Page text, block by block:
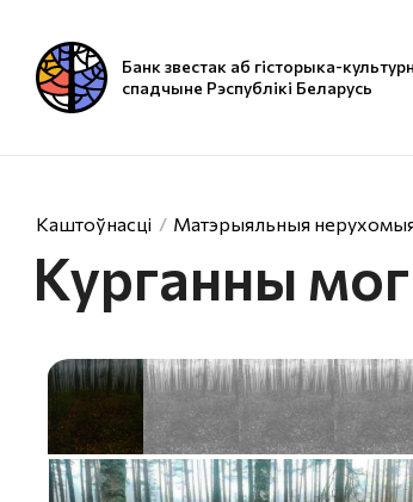
Банк звестак аб гісторыка-
спадчыне Рэспублікі Беларусь
Каштоўнасці Матэрыяльныя
Курганны